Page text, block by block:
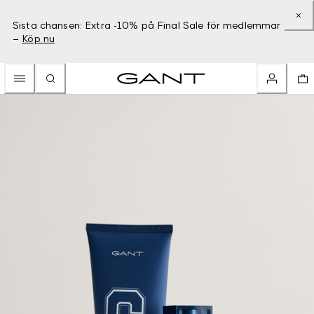
Sista chansen: Extra -10% på Final Sale för medlemmar
– Köp nu